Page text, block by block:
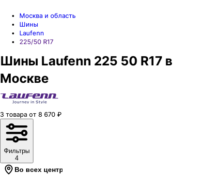
Москва и область
Шины
Laufenn
225/50 R17
Шины Laufenn 225 50 R17 в
Москве
3 товара от 8 670 ₽
Фильтры
4
Во всех центрах